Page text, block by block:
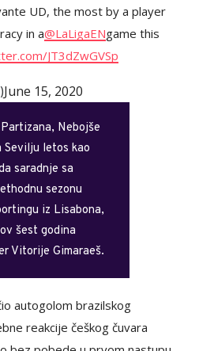
UD, the most by a player
in a@LaLigaENgame this
JT3dZwGVSp
June 15, 2020
Nebojše
Sevilju letos kao
saradnje sa
sezonu
iz Lisabona,
šest godina
Vitorije Gimaraeš.
autogolom brazilskog
reakcije češkog čuvara